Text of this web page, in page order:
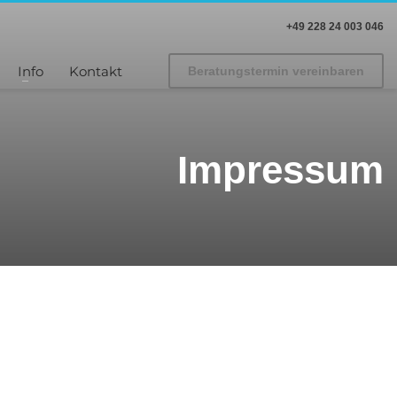
+49 228 24 003 046
Info Kontakt Beratungstermin vereinbaren
Impressum